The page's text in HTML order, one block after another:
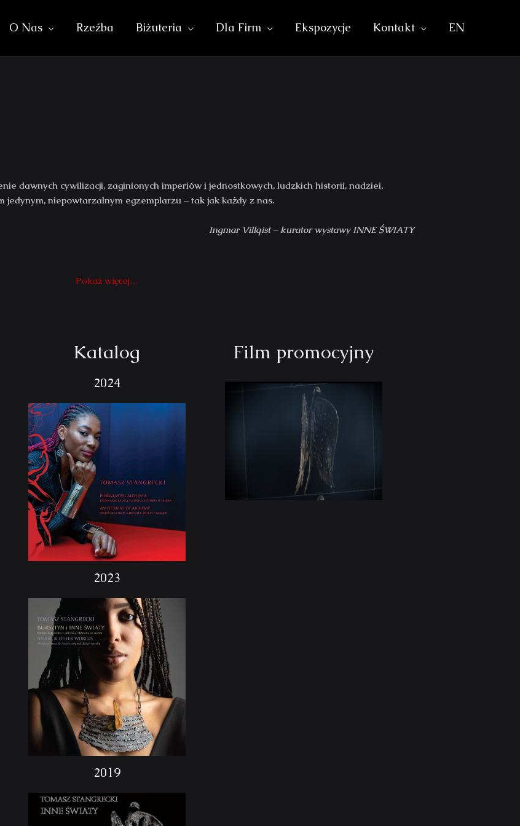
O Nas Rzeźba Biżuteria Dla Firm Ekspozycje Kontakt EN
dawnych cywilizacji, zaginionych imperiów i jednostkowych, ludzkich historii, nadziei,
niepowtarzalnym egzemplarzu – tak jak każdy z nas.
Ingmar Villqist – kurator wystawy INNE ŚWIATY
Pokaż więcej…
Katalog
2024
2023
2019
Film promocyjny